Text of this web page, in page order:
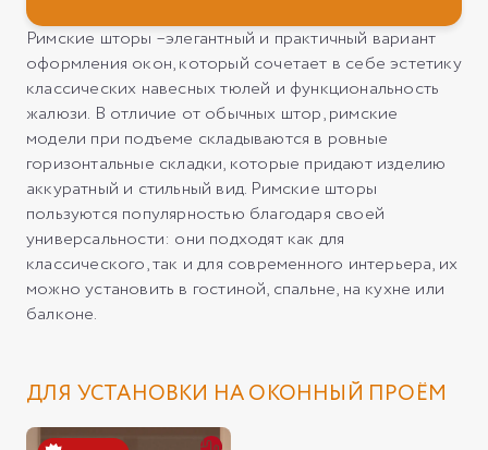
Римские шторы –элегантный и практичный вариант
оформления окон, который сочетает в себе эстетику
классических навесных тюлей и функциональность
жалюзи. В отличие от обычных штор, римские
модели при подъеме складываются в ровные
горизонтальные складки, которые придают изделию
аккуратный и стильный вид. Римские шторы
пользуются популярностью благодаря своей
универсальности: они подходят как для
классического, так и для современного интерьера, их
можно установить в гостиной, спальне, на кухне или
балконе.
ДЛЯ УСТАНОВКИ НА ОКОННЫЙ ПРОЁМ